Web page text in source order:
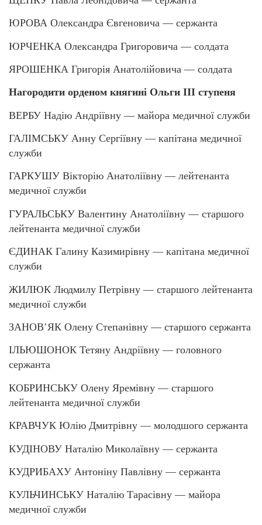
ЮРОВА Олександра Євгеновича — сержанта
ЮРЧЕНКА Олександра Григоровича — солдата
ЯРОШЕНКА Григорія Анатолійовича — солдата
Нагородити орденом княгині Ольги ІІІ ступеня
ВЕРБУ Надію Андріївну — майора медичної служби
ГАЛІМСЬКУ Анну Сергіївну — капітана медичної
служби
ГАРКУШУ Вікторію Анатоліївну — лейтенанта
медичної служби
ГУРАЛЬСЬКУ Валентину Анатоліївну — старшого
лейтенанта медичної служби
ЄДИНАК Галину Казимирівну — капітана медичної
служби
ЖИЛЮК Людмилу Петрівну — старшого лейтенанта
медичної служби
ЗАНОВ’ЯК Олену Степанівну — старшого сержанта
ІЛЬЮШОНОК Тетяну Андріївну — головного
сержанта
КОБРИНСЬКУ Олену Яремівну — старшого
лейтенанта медичної служби
КРАВЧУК Юлію Дмитрівну — молодшого сержанта
КУДІНОВУ Наталію Миколаївну — сержанта
КУДРИБАХУ Антоніну Павлівну — сержанта
КУЛЬЧИНСЬКУ Наталію Тарасівну — майора
медичної служби